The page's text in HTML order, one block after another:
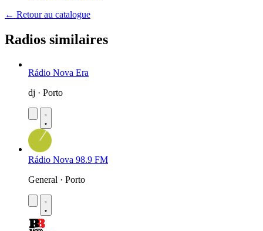
← Retour au catalogue
Radios similaires
Rádio Nova Era
dj · Porto
Rádio Nova 98.9 FM
General · Porto